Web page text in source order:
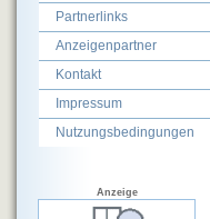
Partnerlinks
Anzeigenpartner
Kontakt
Impressum
Nutzungsbedingungen
Anzeige